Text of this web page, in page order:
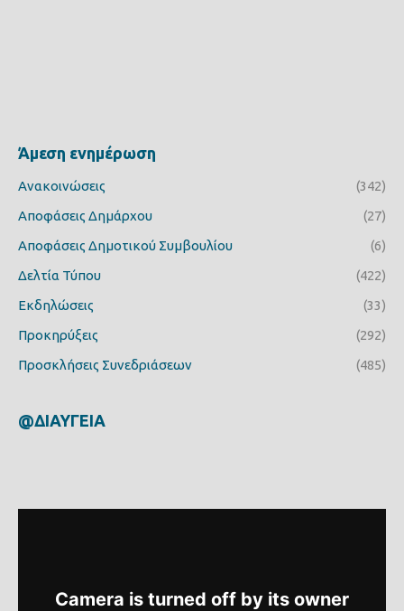
Άμεση ενημέρωση
Ανακοινώσεις
(342)
Αποφάσεις Δημάρχου
(27)
Αποφάσεις Δημοτικού Συμβουλίου
(6)
Δελτία Τύπου
(422)
Εκδηλώσεις
(33)
Προκηρύξεις
(292)
Προσκλήσεις Συνεδριάσεων
(485)
@ΔΙΑΥΓΕΙΑ